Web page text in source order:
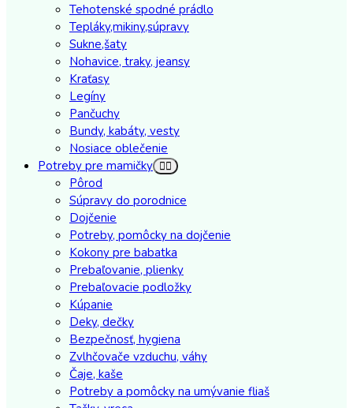
Tehotenské spodné prádlo
Tepláky,mikiny,súpravy
Sukne,šaty
Nohavice, traky, jeansy
Kraťasy
Legíny
Pančuchy
Bundy, kabáty, vesty
Nosiace oblečenie
Potreby pre mamičky
Pôrod
Súpravy do porodnice
Dojčenie
Potreby, pomôcky na dojčenie
Kokony pre babatka
Prebaľovanie, plienky
Prebaľovacie podložky
Kúpanie
Deky, dečky
Bezpečnosť, hygiena
Zvlhčovače vzduchu, váhy
Čaje, kaše
Potreby a pomôcky na umývanie fliaš